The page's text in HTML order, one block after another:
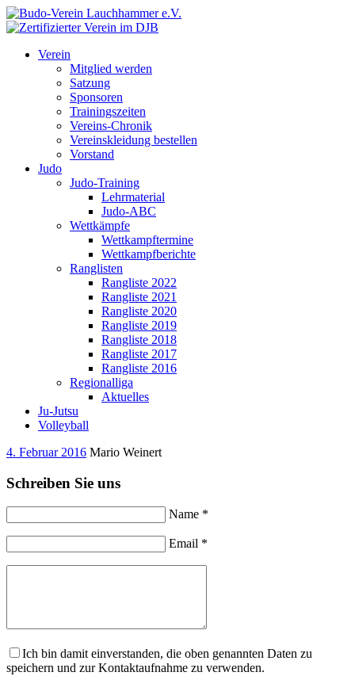
Verein
Mitglied werden
Satzung
Sponsoren
Trainingszeiten
Vereins-Chronik
Vereinskleidung bestellen
Vorstand
Judo
Judo-Training
Lehrmaterial
Judo-ABC
Wettkämpfe
Wettkampftermine
Wettkampfberichte
Ranglisten
Rangliste 2022
Rangliste 2021
Rangliste 2020
Rangliste 2019
Rangliste 2018
Rangliste 2017
Rangliste 2016
Regionalliga
Aktuelles
Ju-Jutsu
Volleyball
4. Februar 2016 Mario Weinert
Schreiben Sie uns
Name *
Email *
Ich bin damit einverstanden, die oben genannten Daten zu
speichern und zur Kontaktaufnahme zu verwenden.